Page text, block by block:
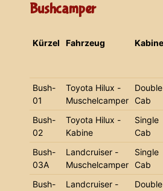
Bushcamper
Kürzel Fahrzeug Kabine
Bush-
01
Toyota Hilux -
Muschelcamper
Double
Cab
Bush-
02
Toyota Hilux -
Kabine
Single
Cab
Bush-
03A
Landcruiser -
Muschelcamper
Single
Cab
Bush-
Landcruiser -
Double